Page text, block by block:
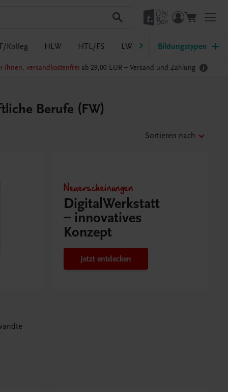
Kolleg HLW HTL/FS LW/LWBF MS/ASO
Bildungstypen
Ihnen, versandkostenfrei ab 29,00 EUR – Versand und Zahlung
Berufe (FW)
Sortieren nach
Neuerscheinungen
DigitalWerkstatt
– innovatives
Konzept
Jetzt entdecken